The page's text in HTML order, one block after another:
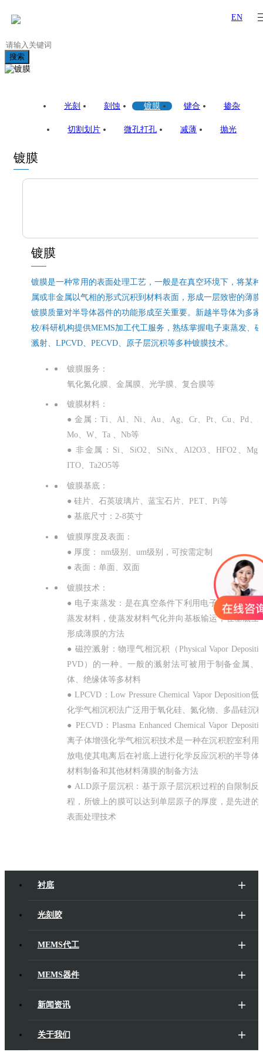
EN
搜索
镀膜
光刻 刻蚀 镀膜 键合 掺杂
切割划片 微孔打孔 减薄 抛光
镀膜
镀膜
镀膜是一种常用的表面处理工艺，一般是在真空环境下，将某种
属或非金属以气相的形式沉积到材料表面，形成一层致密的薄膜
镀膜质量对半导体器件的功能形成至关重要。新越半导体为多家
校/科研机构提供MEMS加工代工服务，熟练掌握电子束蒸发、
溅射、LPCVD、PECVD、原子层沉积等多种镀膜技术。
镀膜服务：
氧化氮化膜、金属膜、光学膜、复合膜等
镀膜材料：
● 金属：Ti、Al、Ni、Au、Ag、Cr、Pt、Cu、Pd、
Mo、W、Ta 、Nb等
● 非金属：Si、SiO2、SiNx、Al2O3、HFO2、
ITO、Ta2O5等
镀膜基底：
● 硅片、石英玻璃片、蓝宝石片、PET、Pi等
● 基底尺寸：2-8英寸
镀膜厚度及表面：
● 厚度： nm级别、um级别，可按需定制
● 表面：单面、双面
镀膜技术：
● 电子束蒸发：是在真空条件下利用电子束进行直接
蒸发材料，使蒸发材料气化并向基板输运，在基底上
形成薄膜的方法
● 磁控溅射：物理气相沉积（Physical Vapor
PVD）的一种。一般的溅射法可被用于制备金属、
体、绝缘体等多材料
● LPCVD：Low Pressure Chemical Vapor Deposition低
化学气相沉积法广泛用于氧化硅、氮化物、多晶硅沉
● PECVD：Plasma Enhanced Chemical Vapor
离子体增强化学气相沉积技术是一种在沉积腔室利用
放电使其电离后在衬底上进行化学反应沉积的半导体
材料制备和其他材料薄膜的制备方法
● ALD原子层沉积：基于原子层沉积过程的自限制反
程，所镀上的膜可以达到单层原子的厚度，是先进的
表面处理技术
衬底
光刻胶
MEMS代工
MEMS器件
新闻资讯
关于我们